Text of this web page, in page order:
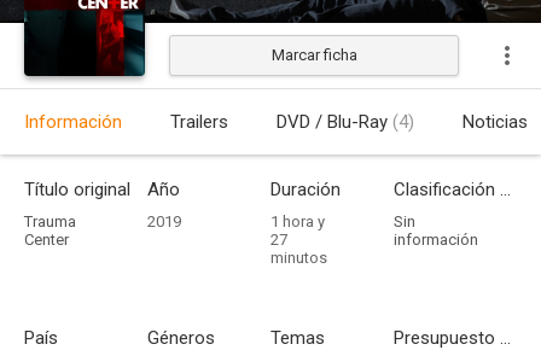
Marcar ficha
Información Trailers DVD / Blu-Ray (4) Noticias
Título original
Trauma
Center
Año
2019
Duración
1 hora y
27
minutos
Clasificación por edades
Sin
información
País Géneros Temas Presupuesto - Ingresos